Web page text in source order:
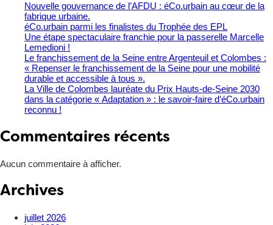
Nouvelle gouvernance de l’AFDU : éCo.urbain au cœur de la
fabrique urbaine.
éCo.urbain parmi les finalistes du Trophée des EPL
​Une étape spectaculaire franchie pour la passerelle Marcelle
Lemedioni !
Le franchissement de la Seine entre Argenteuil et Colombes :
« Repenser le franchissement de la Seine pour une mobilité
durable et accessible à tous ».
La Ville de Colombes lauréate du Prix Hauts-de-Seine 2030
dans la catégorie « Adaptation » : le savoir-faire d’éCo.urbain
reconnu !
Commentaires récents
Aucun commentaire à afficher.
Archives
juillet 2026